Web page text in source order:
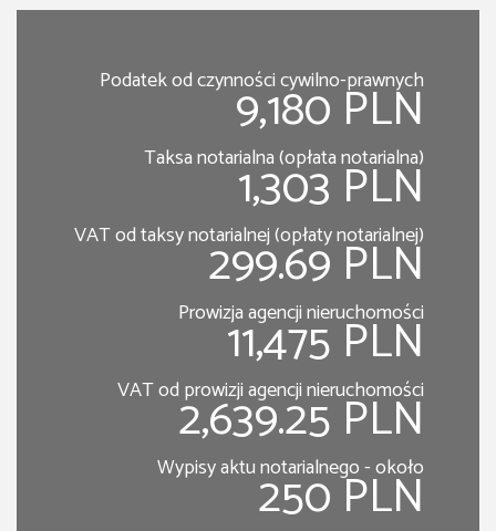
Podatek od czynności cywilno-prawnych
9,180 PLN
Taksa notarialna (opłata notarialna)
1,303 PLN
VAT od taksy notarialnej (opłaty notarialnej)
299.69 PLN
Prowizja agencji nieruchomości
11,475 PLN
VAT od prowizji agencji nieruchomości
2,639.25 PLN
Wypisy aktu notarialnego - około
250 PLN